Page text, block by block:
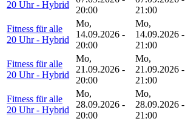
20 Uhr - Hybrid
20:00
21:00
Fitness für alle
20 Uhr - Hybrid
Mo,
14.09.2026 -
20:00
Mo,
14.09.2026 -
21:00
Fitness für alle
20 Uhr - Hybrid
Mo,
21.09.2026 -
20:00
Mo,
21.09.2026 -
21:00
Fitness für alle
20 Uhr - Hybrid
Mo,
28.09.2026 -
20:00
Mo,
28.09.2026 -
21:00